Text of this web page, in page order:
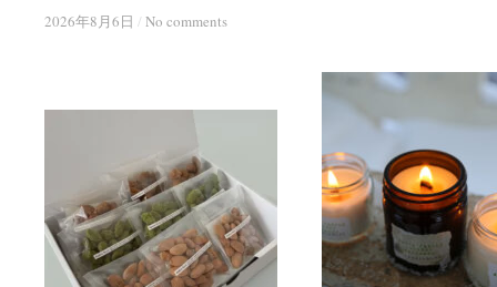
2026年8月6日 / No comments
2026年8月6日 / No comments